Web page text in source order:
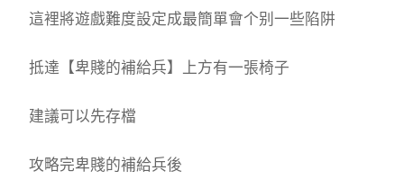
這裡將遊戲難度設定成最簡單會个别一些陷阱
抵達【卑賤的補給兵】上方有一張椅子
建議可以先存檔
攻略完卑賤的補給兵後